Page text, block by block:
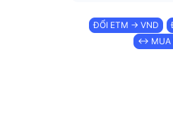
ĐỔI ETM → VND
↔ MUA